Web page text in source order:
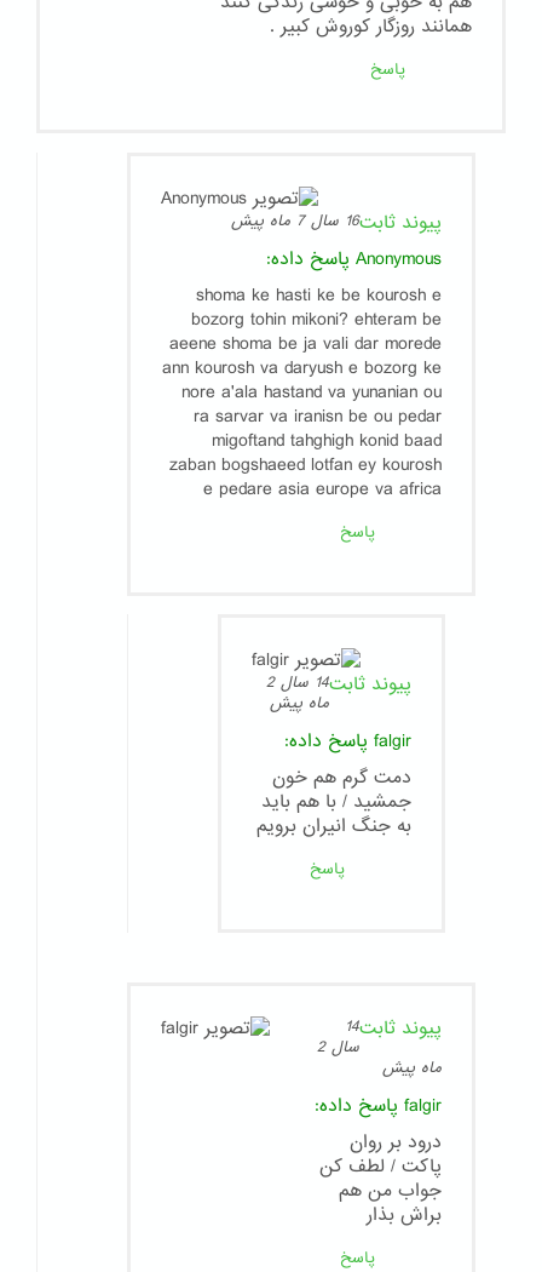
همانند روزگار کوروش کبیر .
پاسخ
پیوند ثابت16 سال 7 ماه پیش
Anonymous پاسخ داده:
shoma ke hasti ke be kourosh e
bozorg tohin mikoni? ehteram be
aeene shoma be ja vali dar morede
ann kourosh va daryush e bozorg ke
nore a'ala hastand va yunanian ou
ra sarvar va iranisn be ou pedar
migoftand tahghigh konid baad
zaban bogshaeed lotfan ey kourosh
e pedare asia europe va africa
پاسخ
پیوند ثابت
14 سال 2
ماه پیش
falgir پاسخ داده:
دمت گرم هم خون
جمشید / با هم باید
به جنگ انیران برویم
پاسخ
پیوند ثابت14
سال 2
ماه پیش
falgir پاسخ داده:
درود بر روان
پاکت / لطف کن
جواب من هم
براش بذار
پاسخ